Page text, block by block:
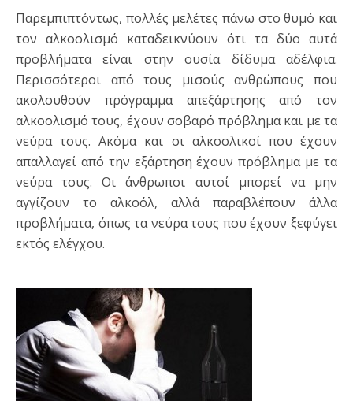
Παρεμπιπτόντως, πολλές μελέτες πάνω στο θυμό και
τον αλκοολισμό καταδεικνύουν ότι τα δύο αυτά
προβλήματα είναι στην ουσία δίδυμα αδέλφια.
Περισσότεροι από τους μισούς ανθρώπους που
ακολουθούν πρόγραμμα απεξάρτησης από τον
αλκοολισμό τους, έχουν σοβαρό πρόβλημα και με τα
νεύρα τους. Ακόμα και οι αλκοολικοί που έχουν
απαλλαγεί από την εξάρτηση έχουν πρόβλημα με τα
νεύρα τους. Οι άνθρωποι αυτοί μπορεί να μην
αγγίζουν το αλκοόλ, αλλά παραβλέπουν άλλα
προβλήματα, όπως τα νεύρα τους που έχουν ξεφύγει
εκτός ελέγχου.